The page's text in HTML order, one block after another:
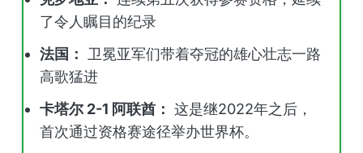
了令人瞩目的纪录
法国：
卫冕亚军们带着夺冠的雄心壮志一路
高歌猛进
卡塔尔 2-1 阿联酋： 这是继2022年之后，
首次通过资格赛途径举办世界杯。